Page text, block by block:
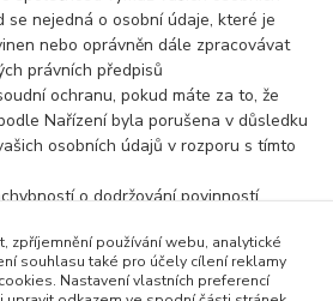
se nejedná o osobní údaje, které je
nebo oprávněn dále zpracovávat
právních předpisů
ochranu, pokud máte za to, že
Nařízení byla porušena v důsledku
osobních údajů v rozporu s tímto
o dodržování povinností
nebo na Úřad pro ochranu
zpříjemnění používání webu, analytické
souhlasu také pro účely cílení reklamy
Nastavení vlastních preferencí